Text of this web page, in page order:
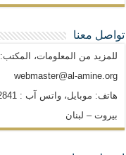
تواصل معنا
للمزيد من المعلومات، المكتب:
webmaster@al-amine.org
هاتف: موبايل، واتس آب : 0096170972841
بيروت – لبنان